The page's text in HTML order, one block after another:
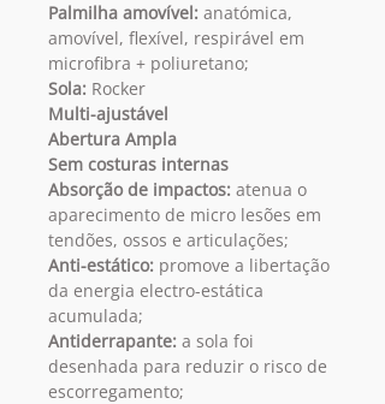
Palmilha amovível: anatómica,
amovível, flexível, respirável em
microfibra + poliuretano;
Sola: Rocker
Multi-ajustável
Abertura Ampla
Sem costuras internas
Absorção de impactos: atenua o
aparecimento de micro lesões em
tendões, ossos e articulações;
Anti-estático: promove a libertação
da energia electro-estática
acumulada;
Antiderrapante: a sola foi
desenhada para reduzir o risco de
escorregamento;